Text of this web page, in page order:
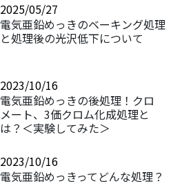
2025/05/27
電気亜鉛めっきのベーキング処理
と処理後の光沢低下について
2023/10/16
電気亜鉛めっきの後処理！クロ
メート、3価クロム化成処理と
は？＜実験してみた＞
2023/10/16
電気亜鉛めっきってどんな処理？